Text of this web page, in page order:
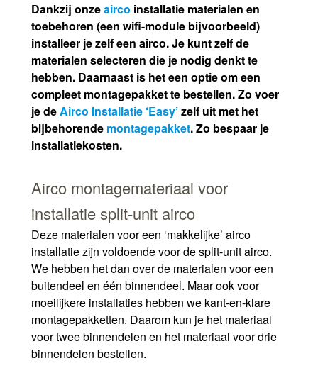
Dankzij onzeairco installatie materialen en
toebehoren (een wifi-module bijvoorbeeld)
installeer je zelf een airco. Je kunt zelf de
materialen selecteren die je nodig denkt te
hebben. Daarnaast is het een optie om een
compleet montagepakket te bestellen. Zo voer
je deAirco Installatie ‘Easy’zelf uit met het
bijbehorende montagepakket. Zo bespaar je
installatiekosten.
Airco montagemateriaal voor
installatie split-unit airco
Deze materialen voor een ‘makkelijke’ airco
installatie zijn voldoende voor de split-unit airco.
We hebben het dan over de materialen voor een
buitendeel en één binnendeel. Maar ook voor
moeilijkere installaties hebben we kant-en-klare
montagepakketten. Daarom kun je het materiaal
voor twee binnendelen en het materiaal voor drie
binnendelen bestellen.